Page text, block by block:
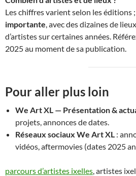
Les chiffres varient selon les éditions
importante , avec des dizaines de
d’artistes sur certaines années.
2025 au moment de sa publication.
Pour aller plus loin
We Art XL — Présentation &
projets, annonces de dates.
Réseaux sociaux We Art XL :
vidéos, aftermovies (dates 2025
parcours d’artistes ixelles , artistes